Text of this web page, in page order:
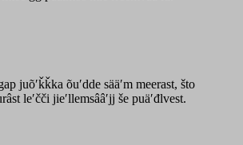
juõʹǩǩka õuʹdde sääʹm meerast, što
leʹčči jieʹllemsââʹjj še puäʹđlvest.